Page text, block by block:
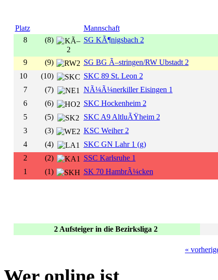
Platz
Mannschaft
8
(8) SG KÃ¶nigsbach 2
9 (9)
SG BG Ã–stringen/RW Ubstadt 2
10
(10)
SKC 89 St. Leon 2
7
(7)
NÃ¼Ã¼nerkiller Eisingen 1
6
(6)
SKC Hockenheim 2
5
(5)
SKC A9 AltluÃŸheim 2
3
(3)
KSC Weiher 2
4
(4)
SKC GN Lahr 1 (g)
2
(2)
SSC Karlsruhe 1
1
(1) SK 70 HambrÃ¼cken
2 Aufsteiger in die Bezirksliga 2
«